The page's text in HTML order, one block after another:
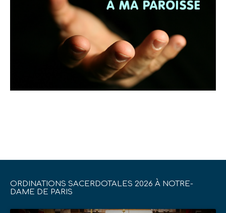
ORDINATIONS SACERDOTALES 2026 À NOTRE-
DAME DE PARIS